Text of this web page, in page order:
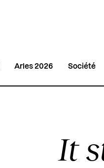
Arles 2026 Société
It